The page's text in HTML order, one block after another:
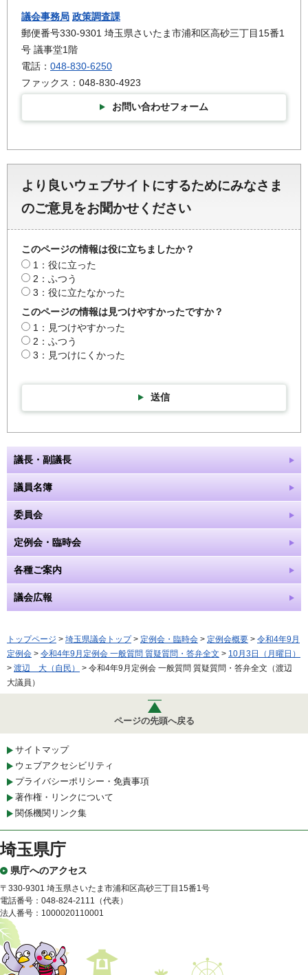
議会事務局 政策調査課
郵便番号330-9301 埼玉県さいたま市浦和区高砂三丁目15番1
号 議事堂1階
電話： 048-830-6250
ファックス：048-830-4923
お問い合わせフォーム
より良いウェブサイトにするためにみなさま
のご意見をお聞かせください
このページの情報は役に立ちましたか？
1：役に立った
2：ふつう
3：役に立たなかった
このページの情報は見つけやすかったですか？
1：見つけやすかった
2：ふつう
3：見つけにくかった
送信
議長・副議長
議員名簿
委員会
定例会・臨時会
各種ご案内
議会広報
トップページ > 埼玉県議会トップ> 定例会・臨時会 > 定例会概要 > 令和4年9月
定例会 > 令和4年9月定例会 一般質問 質疑質問・答弁全文 > 10月3日（月曜日）
> 渡辺 大（自民）
> 令和4年9月定例会 一般質問 質疑質問・答弁全文（渡辺
大議員）
ページの先頭へ戻る
サイトマップ
ウェブアクセシビリティ
プライバシーポリシー・免責事項
著作権・リンクについて
関係機関リンク集
埼玉県庁
県庁へのアクセス
〒330-9301 埼玉県さいたま市浦和区高砂三丁目15番1号
電話番号：048-824-2111（代表）
法人番号：1000020110001